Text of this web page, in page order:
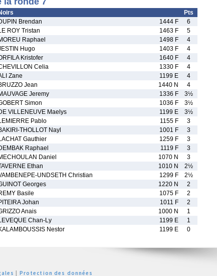
Pts
Brendan 1444 F
6
ROY Tristan 1463 F
5
Raphael 1498 F
4
Hugo 1403 F
4
Kristofer 1640 F
4
Celia 1330 F
4
Zane 1199 E
4
Jean 1440 N
4
Jeremy 1336 F
3½
Simon 1036 F
3½
VILLENEUVE Maelys 1199 E
3½
Pablo 1155 F
3
THOLLOT Nayl 1001 F
3
Gauthier 1259 F
3
Raphael 1119 F
3
Daniel 1070 N
3
Ethan 1010 N
2½
UNDSETH Christian 1299 F
2½
Georges 1220 N
2
Basile 1075 F
2
Johan 1011 F
2
Anais 1000 N
1
Chan-Ly 1199 E
1
Nestor 1199 E 0
Protection des données